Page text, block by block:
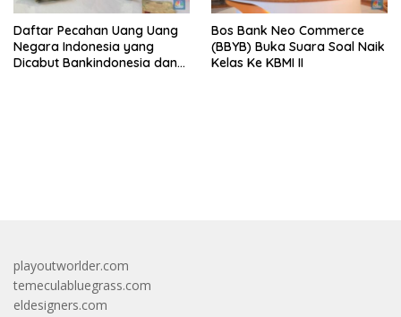
Daftar Pecahan Uang Uang
Negara Indonesia yang
Dicabut Bankindonesia dan
Bos Bank Neo Commerce
(BBYB) Buka Suara Soal Naik
Kelas Ke KBMI II
playoutworlder.com
temeculabluegrass.com
eldesigners.com